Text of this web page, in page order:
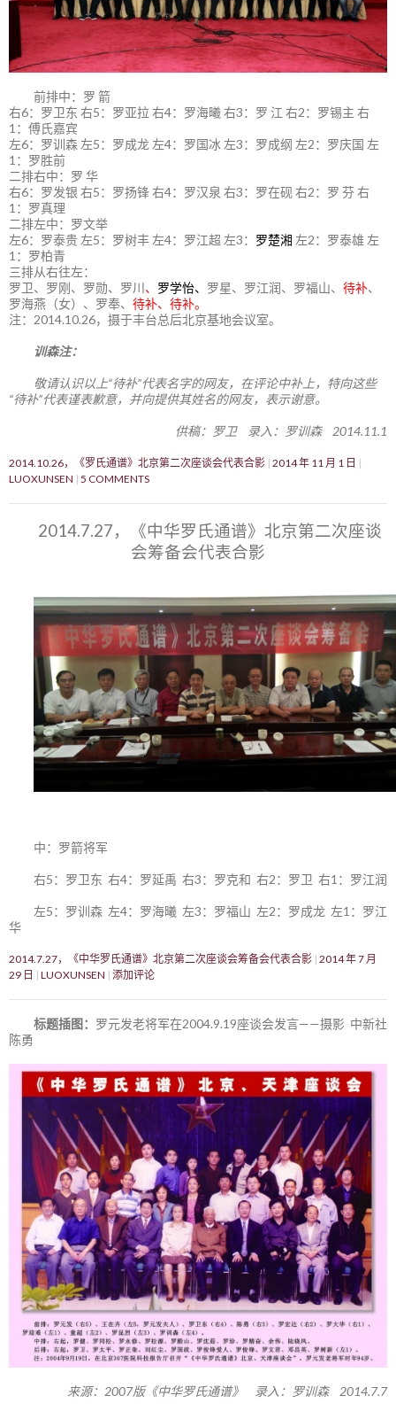
前排中：罗 箭
右6：罗卫东 右5：罗亚拉 右4：罗海曦 右3：罗 江 右2：罗锡主 右
1：傅氏嘉宾
左6：罗训森 左5：罗成龙 左4：罗国冰 左3：罗成纲 左2：罗庆国 左
1：罗胜前
二排右中：罗 华
右6：罗发银 右5：罗扬锋 右4：罗汉泉 右3：罗在砚 右2：罗 芬 右
1：罗真理
二排左中：罗文举
左6：罗泰贵 左5：罗树丰 左4：罗江超 左3： 罗楚湘 左2：罗泰雄 左
1：罗柏青
三排从右往左：
罗卫、罗刚、罗勋、罗川 、 罗学怡、 罗星、罗江润、罗福山、 待补、
罗海燕（女）、罗奉、 待补、待补。
注：2014.10.26，摄于丰台总后北京基地会议室。
训森注：
敬请认识以上“待补”代表名字的网友，在评论中补上，特向这些
“待补”代表谨表歉意，并向提供其姓名的网友，表示谢意。
供稿：罗卫 录入：罗训森 2014.11.1
2014.10.26，《罗氏通谱》北京第二次座谈会代表合影 2014 年 11 月 1 日
LUOXUNSEN 5 COMMENTS
2014.7.27，《中华罗氏通谱》北京第二次座谈
会筹备会代表合影
中：罗箭将军
右5：罗卫东 右4：罗延禹 右3：罗克和 右2：罗卫 右1：罗江润
左5：罗训森 左4：罗海曦 左3：罗福山 左2：罗成龙 左1：罗江
华
2014.7.27，《中华罗氏通谱》北京第二次座谈会筹备会代表合影 2014 年 7 月
29 日
LUOXUNSEN 添加评论
标题插图： 罗元发老将军在2004.9.19座谈会发言——摄影 中新社
陈勇
来源：2007版《中华罗氏通谱》 录入：罗训森 2014.7.7